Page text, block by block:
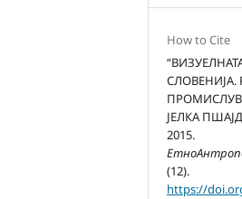
How to Cite
СЛОВЕНИЈА.
ЈЕЛКА
2015.
(12).
https://